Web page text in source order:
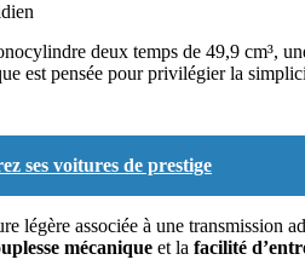
deux temps de 49,9 cm³,
est pensée pour privilégier la
ses voitures de prestige
légère associée à une transmission
mécanique et la facilité